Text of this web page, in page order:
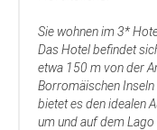
Sie wohnen im 3*
Das Hotel befindet
etwa 150 m von der
Borromäischen
bietet es den idealen
um und auf dem